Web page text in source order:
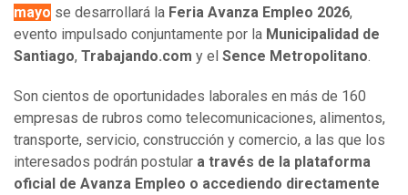
mayo se desarrollará la Feria Avanza Empleo 2026,
evento impulsado conjuntamente por la Municipalidad de
Santiago, Trabajando.com y el Sence Metropolitano.
Son cientos de oportunidades laborales en más de 160
empresas de rubros como telecomunicaciones, alimentos,
transporte, servicio, construcción y comercio, a las que los
interesados podrán postular a través de la plataforma
oficial de Avanza Empleo o accediendo directamente